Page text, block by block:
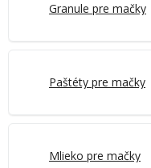
Granule pre mačky
Paštéty pre mačky
Mlieko pre mačky